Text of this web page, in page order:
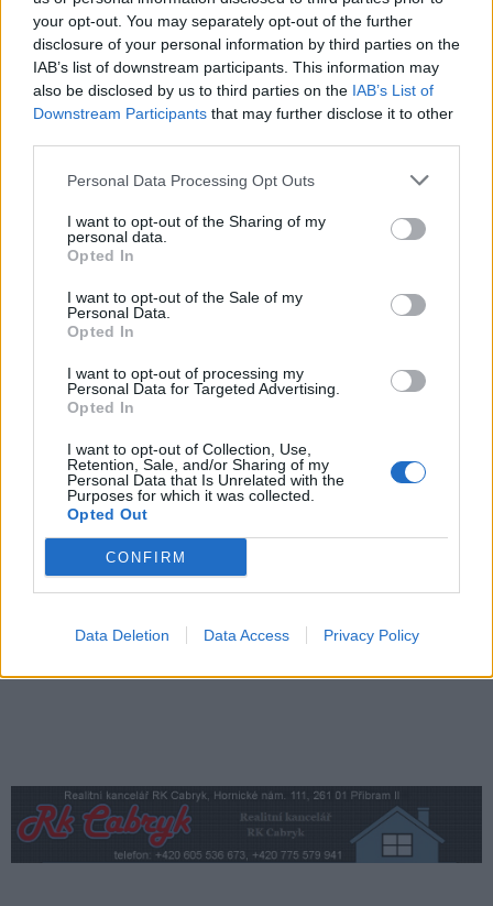
your opt-out. You may separately opt-out of the further
disclosure of your personal information by third parties on the
IAB’s list of downstream participants. This information may
also be disclosed by us to third parties on the IAB’s List of
Downstream Participants that may further disclose it to other
Personal Data Processing Opt Outs
I want to opt-out of the Sharing of my
personal data.
Opted In
I want to opt-out of the Sale of my
Personal Data.
Opted In
I want to opt-out of processing my
Personal Data for Targeted Advertising.
Opted In
I want to opt-out of Collection, Use,
Retention, Sale, and/or Sharing of my
Personal Data that Is Unrelated with the
Purposes for which it was collected.
Opted Out
CONFIRM
Data Deletion Data Access Privacy Policy
Předchozí článek
Dnešní noc patří tradičně
Následující článek
Věda v praxi obcí. Nový program
mezi nimi i Zduchovice
SOUVISEJÍCÍ ČLÁNKY
VÍCE OD AUTORA
Zpravodajství
Většina koupališť na Příbramsku nabízí
výborné podmínky. Horší voda je jen na
Živohošti
Zpravodajství
Přibudou i tři nové poblíž Svaté Hory
Obce nově získají body i za předcházení
vzniku odpadu